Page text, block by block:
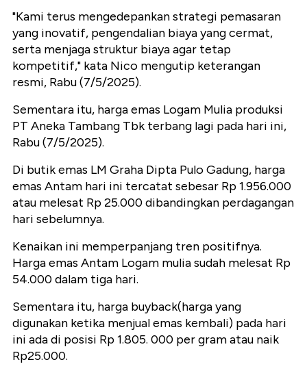
"Kami terus mengedepankan strategi pemasaran
yang inovatif, pengendalian biaya yang cermat,
serta menjaga struktur biaya agar tetap
kompetitif," kata Nico mengutip keterangan
resmi, Rabu (7/5/2025).
Sementara itu, harga emas Logam Mulia produksi
PT Aneka Tambang Tbk terbang lagi pada hari ini,
Rabu (7/5/2025).
Di butik emas LM Graha Dipta Pulo Gadung, harga
emas Antam hari ini tercatat sebesar Rp 1.956.000
atau melesat Rp 25.000 dibandingkan perdagangan
hari sebelumnya.
Kenaikan ini memperpanjang tren positifnya.
Harga emas Antam Logam mulia sudah melesat Rp
54.000 dalam tiga hari.
Sementara itu, harga buyback(harga yang
digunakan ketika menjual emas kembali) pada hari
ini ada di posisi Rp 1.805. 000 per gram atau naik
Rp25.000.